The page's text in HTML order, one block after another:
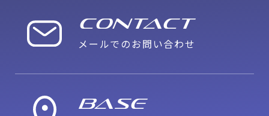
CONTACT
メールでのお問い合わせ
Base